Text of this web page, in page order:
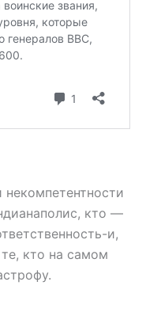
кто —
и,
кто на самом